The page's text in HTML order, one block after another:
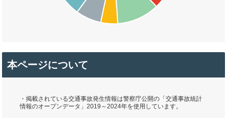
本ページについて
・掲載されている交通事故発生情報は警察庁公開の「交通事故統計
情報のオープンデータ」2019～2024年を使用しています。